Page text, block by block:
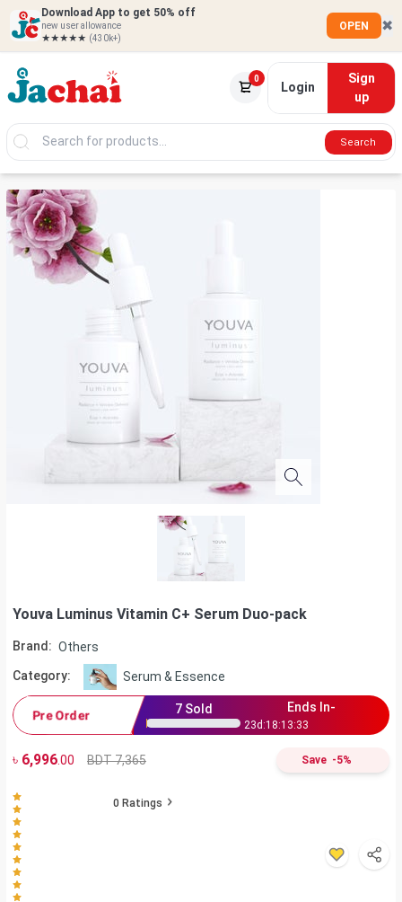
Download App to get 50% off
new user allowance
★★★★★ (430k+)
OPEN ✖
0
Login
Sign
up
Search
Youva Luminus Vitamin C+ Serum Duo-pack
Brand: Others
Category: Serum & Essence
Pre Order 7Sold Ends In-
23d:18:13:32
৳ 6,996.00 BDT 7,365 Save -5%
0 Ratings